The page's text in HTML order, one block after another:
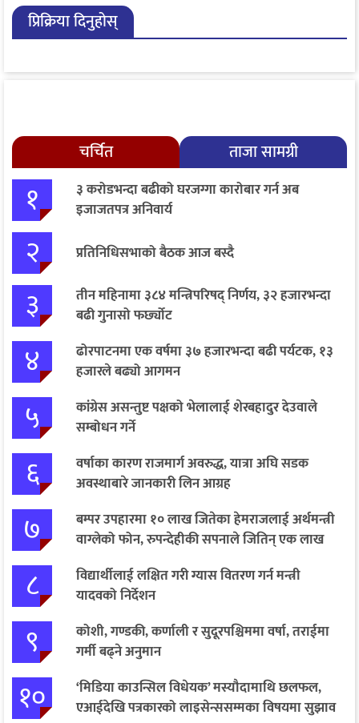
प्रिक्रिया दिनुहोस्
चर्चित ताजा सामग्री
१
३ करोडभन्दा बढीको घरजग्गा कारोबार गर्न अब
इजाजतपत्र अनिवार्य
२ प्रतिनिधिसभाको बैठक आज बस्दै
३
तीन महिनामा ३८४ मन्त्रिपरिषद् निर्णय, ३२ हजारभन्दा
बढी गुनासो फर्छ्योट
४
ढोरपाटनमा एक वर्षमा ३७ हजारभन्दा बढी पर्यटक, १३
हजारले बढ्यो आगमन
५
कांग्रेस असन्तुष्ट पक्षको भेलालाई शेरबहादुर देउवाले
सम्बोधन गर्ने
६
वर्षाका कारण राजमार्ग अवरुद्ध, यात्रा अघि सडक
अवस्थाबारे जानकारी लिन आग्रह
७
बम्पर उपहारमा १० लाख जितेका हेमराजलाई अर्थमन्त्री
वाग्लेको फोन, रुपन्देहीकी सपनाले जितिन् एक लाख
८
विद्यार्थीलाई लक्षित गरी ग्यास वितरण गर्न मन्त्री
यादवको निर्देशन
९
कोशी, गण्डकी, कर्णाली र सुदूरपश्चिममा वर्षा, तराईमा
गर्मी बढ्ने अनुमान
१०
‘मिडिया काउन्सिल विधेयक’ मस्यौदामाथि छलफल,
एआईदेखि पत्रकारको लाइसेन्ससम्मका विषयमा सुझाव